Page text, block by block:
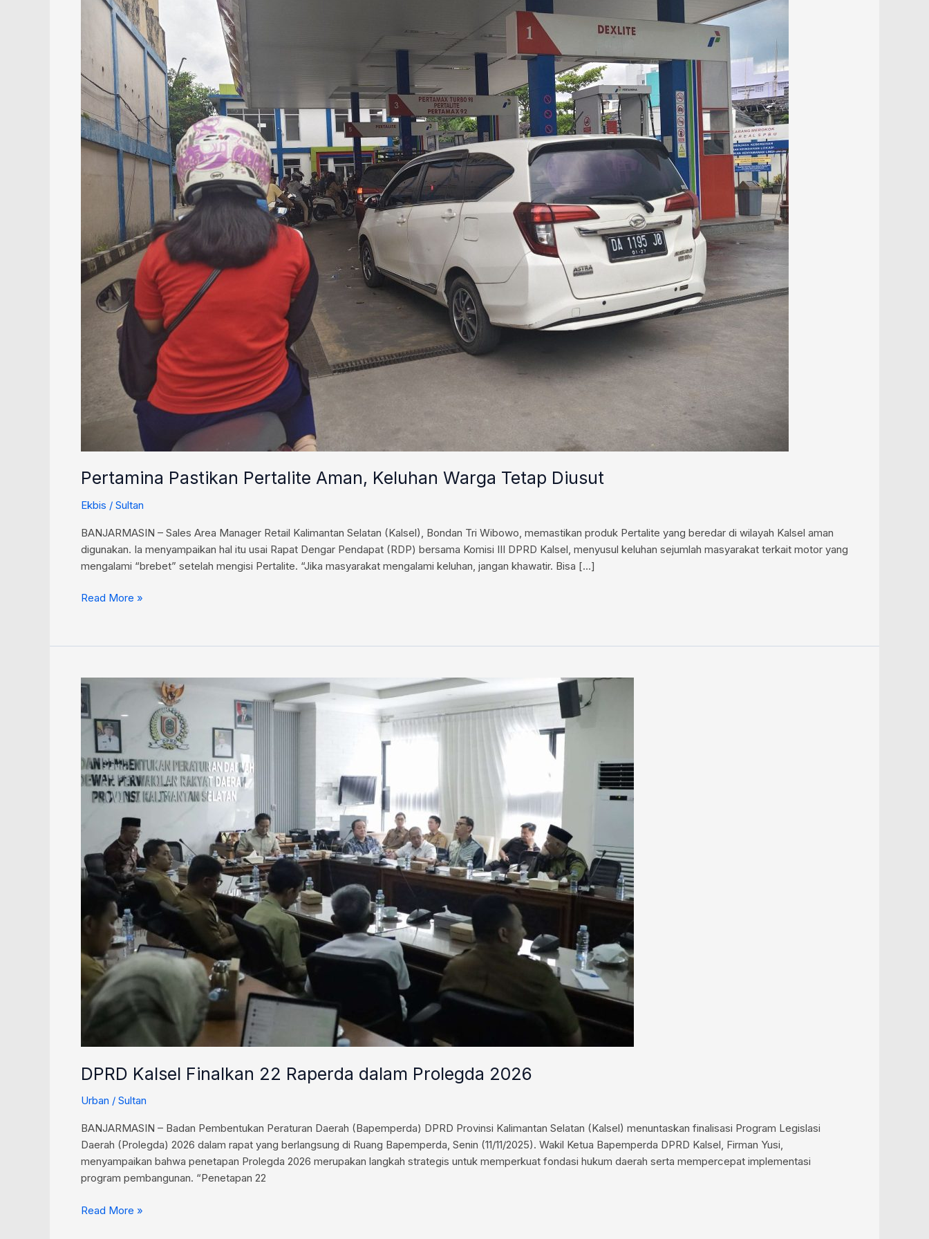
Pertamina Pastikan Pertalite Aman, Keluhan Warga Tetap Diusut
Ekbis / Sultan
BANJARMASIN – Sales Area Manager Retail Kalimantan Selatan (Kalsel), Bondan Tri Wibowo, memastikan produk Pertalite yang beredar di wilayah Kalsel aman
digunakan. Ia menyampaikan hal itu usai Rapat Dengar Pendapat (RDP) bersama Komisi III DPRD Kalsel, menyusul keluhan sejumlah masyarakat terkait motor yang
mengalami “brebet” setelah mengisi Pertalite. “Jika masyarakat mengalami keluhan, jangan khawatir. Bisa […]
Warga
Read More »
DPRD Kalsel Finalkan 22 Raperda dalam Prolegda 2026
Urban / Sultan
BANJARMASIN – Badan Pembentukan Peraturan Daerah (Bapemperda) DPRD Provinsi Kalimantan Selatan (Kalsel) menuntaskan finalisasi Program Legislasi
Daerah (Prolegda) 2026 dalam rapat yang berlangsung di Ruang Bapemperda, Senin (11/11/2025). Wakil Ketua Bapemperda DPRD Kalsel, Firman Yusi,
menyampaikan bahwa penetapan Prolegda 2026 merupakan langkah strategis untuk memperkuat fondasi hukum daerah serta mempercepat implementasi
program pembangunan. “Penetapan 22
DPRD
Kalsel
Finalkan
Raperda
dalam
Prolegda
2026
Read More »